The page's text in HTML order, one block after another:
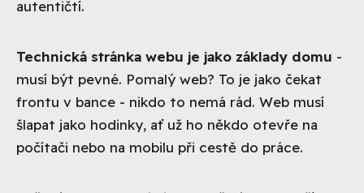
autentičtí.
Technická stránka webu je jako základy domu -
musí být pevné. Pomalý web? To je jako čekat
frontu v bance - nikdo to nemá rád. Web musí
šlapat jako hodinky, ať už ho někdo otevře na
počítači nebo na mobilu při cestě do práce.